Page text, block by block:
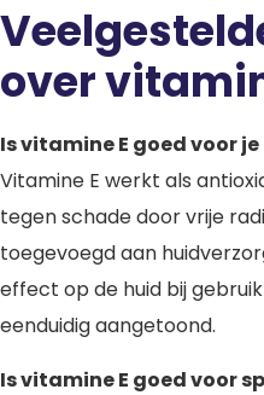
over
Is vitamine E goed voor
Vitamine E werkt als
tegen schade door vrije
toegevoegd aan
effect op de huid bij
eenduidig aangetoond.
Is vitamine E goed voor